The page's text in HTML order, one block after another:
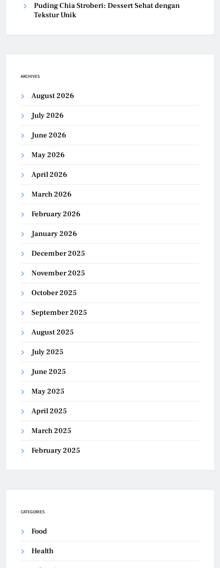
Puding Chia Stroberi: Dessert Sehat dengan
Tekstur Unik
ARCHIVES
August 2026
July 2026
June 2026
May 2026
April 2026
March 2026
February 2026
January 2026
December 2025
November 2025
October 2025
September 2025
August 2025
July 2025
June 2025
May 2025
April 2025
March 2025
February 2025
CATEGORIES
Food
Health